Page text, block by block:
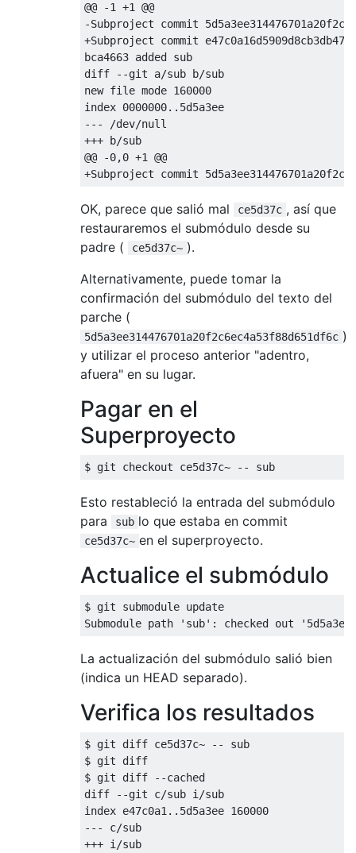
@@ -1 +1 @@
-Subproject commit
+Subproject commit
bca4663 added sub
diff --git a/sub b/sub
new file mode 160000
index 0000000..5d5a3ee
--- /dev/null
+++ b/sub
@@ -0,0 +1 @@
OK, parece que salió mal ce5d37c , así que
restauraremos el submódulo desde su
padre (
ce5d37c~ ).
Alternativamente, puede tomar la
confirmación del submódulo del texto del
parche (
5d5a3ee314476701a20f2c6ec4a53f88d651df6c )
y utilizar el proceso anterior "adentro,
afuera" en su lugar.
Pagar en el
Superproyecto
Esto restableció la entrada del submódulo
para
sub lo que estaba en commit
ce5d37c~ en el superproyecto.
Actualice el submódulo
$ git submodule update
La actualización del submódulo salió bien
(indica un HEAD separado).
Verifica los resultados
$ git diff ce5d37c~ -- sub
$ git diff
$ git diff --cached
diff --git c/sub i/sub
index e47c0a1..5d5a3ee 160000
--- c/sub
+++ i/sub